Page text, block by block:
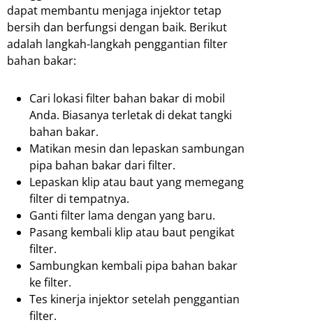
dapat membantu menjaga injektor tetap
bersih dan berfungsi dengan baik. Berikut
adalah langkah-langkah penggantian filter
bahan bakar:
Cari lokasi filter bahan bakar di mobil
Anda. Biasanya terletak di dekat tangki
bahan bakar.
Matikan mesin dan lepaskan sambungan
pipa bahan bakar dari filter.
Lepaskan klip atau baut yang memegang
filter di tempatnya.
Ganti filter lama dengan yang baru.
Pasang kembali klip atau baut pengikat
filter.
Sambungkan kembali pipa bahan bakar
ke filter.
Tes kinerja injektor setelah penggantian
filter.